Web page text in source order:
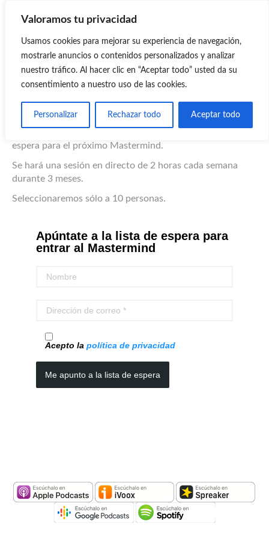
Valoramos tu privacidad
Usamos cookies para mejorar su experiencia de navegación,
mostrarle anuncios o contenidos personalizados y analizar
nuestro tráfico. Al hacer clic en “Aceptar todo” usted da su
consentimiento a nuestro uso de las cookies.
Personalizar Rechazar todo Aceptar todo
MASTERMIND
Mastermind Emprendedores Digitales
Grupo Mastermind
espera para el próximo Mastermind.
Se hará una sesión en directo de 2 horas cada semana
durante 3 meses.
Seleccionaremos sólo a 10 personas.
Apúntate a la lista de espera para
entrar al Mastermind
Acepto la política de privacidad
Me apunto a la lista de espera